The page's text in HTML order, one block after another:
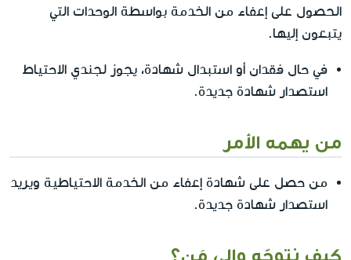
الحصول على إعفاء من الخدمة بواسطة الوحدات التي
يتبعون إليها.
في حال فقدان أو استبدال شهادة، يجوز لجندي الاحتياط
استصدار شهادة جديدة.
من يهمه الأمر
من حصل على شهادة إعفاء من الخدمة الاحتياطية ويريد
استصدار شهادة جديدة.
كيف نتوجّه وإلى مَن؟